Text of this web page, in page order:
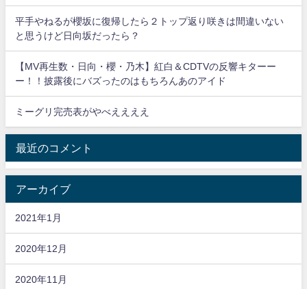
平手やねるが櫻坂に復帰したら２トップ返り咲きは間違いない
と思うけど日向坂だったら？
【MV再生数・日向・櫻・乃木】紅白＆CDTVの反響キターー
ー！！披露後にバズったのはもちろんあのアイド
ミーグリ完売表がやべええええ
最近のコメント
アーカイブ
2021年1月
2020年12月
2020年11月